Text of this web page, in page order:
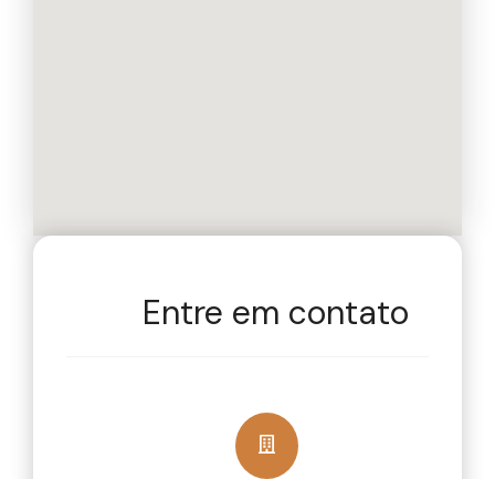
Entre em contato